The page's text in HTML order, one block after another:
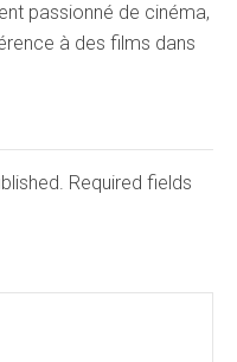
passionné de cinéma,
à des films dans
Required fields